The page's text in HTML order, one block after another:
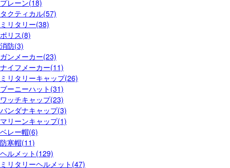
プレーン(18)
タクティカル(57)
ミリタリー(38)
ポリス(8)
消防(3)
ガンメーカー(23)
ナイフメーカー(11)
ミリタリーキャップ(26)
ブーニーハット(31)
ワッチキャップ(23)
バンダナキャップ(3)
マリーンキャップ(1)
ベレー帽(6)
防寒帽(11)
ヘルメット(129)
ミリタリーヘルメット(47)